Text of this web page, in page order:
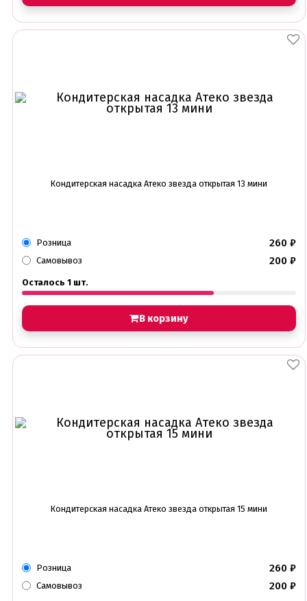
Кондитерская насадка Атеко звезда открытая 13 мини
Розница 260 ₽
Самовывоз 200 ₽
Осталось 1 шт.
В корзину
Кондитерская насадка Атеко звезда открытая 15 мини
Розница 260 ₽
Самовывоз 200 ₽